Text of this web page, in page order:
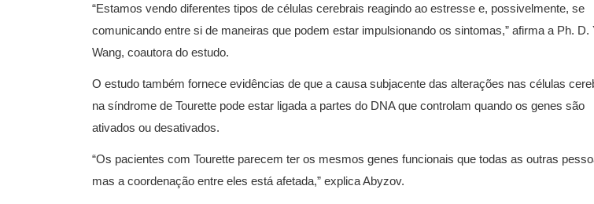
“Estamos vendo diferentes tipos de células cerebrais reagindo ao estresse e, possivelmente, se
comunicando entre si de maneiras que podem estar impulsionando os sintomas,” afirma a Ph. D.
Wang, coautora do estudo.
O estudo também fornece evidências de que a causa subjacente das alterações nas células
na síndrome de Tourette pode estar ligada a partes do DNA que controlam quando os genes são
ativados ou desativados.
“Os pacientes com Tourette parecem ter os mesmos genes funcionais que todas as outras
mas a coordenação entre eles está afetada,” explica Abyzov.